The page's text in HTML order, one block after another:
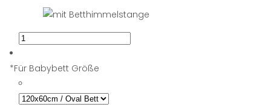
*Für Babybett Größe